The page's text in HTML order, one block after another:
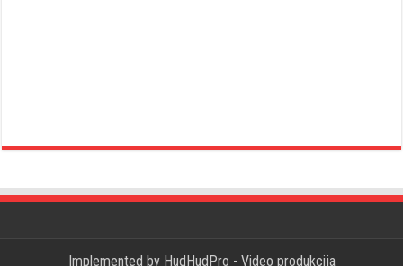
Implemented by HudHudPro - Video produkcija